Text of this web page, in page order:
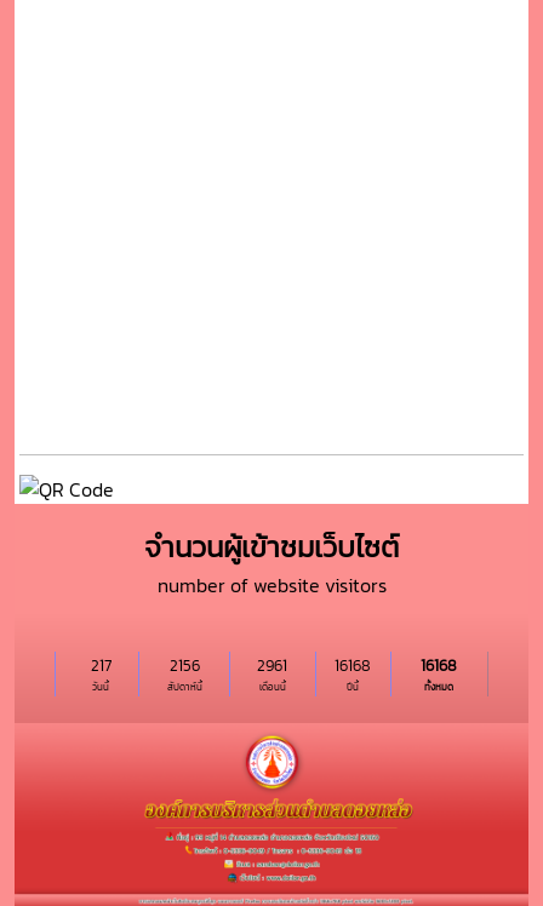
จำนวนผู้เข้าชมเว็บไซต์
number of website visitors
วันนี้
217
สัปดาห์นี้
2156
เดือนนี้
2961
ปีนี้
16168
ทั้งหมด
16168